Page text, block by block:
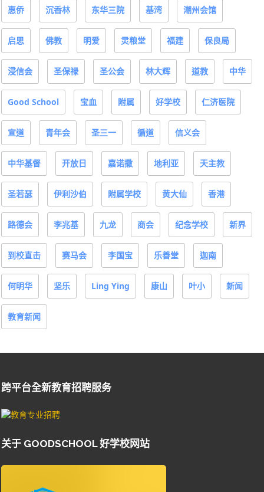
惠侨 沉香林 东华三院 基湾 潮州会馆
启思 佛教 明爱 灵粮堂 福建 保良局
浸信会 圣保禄 圣公会 林大辉 道教 中华
Good School 宝血 附属 好学校 仁济医院
宣道 青年会 圣三一 循道 信义会
中华基督 开放日 嘉诺撒 地利亚 天主教
圣若瑟 伊利沙伯 附属学校 黄大仙 香港
路德会 李兆基 九龙 商会 纪念学校 新界
到校直击 赛马会 李国宝 乐善堂 迦南
何明华 坚乐 Ling Ying 康山 叶小 新闻
教育新闻
跨平台全新教育招聘服务
关于 GOODSCHOOL 好学校网站